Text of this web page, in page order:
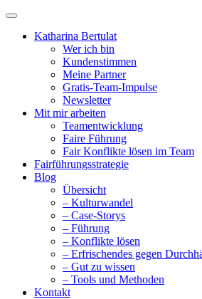
Katharina Bertulat
Wer ich bin
Kundenstimmen
Meine Partner
Gratis-Team-Impulse
Newsletter
Mit mir arbeiten
Teamentwicklung
Faire Führung
Fair Konflikte lösen im Team
Fairführungsstrategie
Blog
Übersicht
– Kulturwandel
– Case-Storys
– Führung
– Konflikte lösen
– Erfrischendes gegen
– Gut zu wissen
– Tools und Methoden
Kontakt